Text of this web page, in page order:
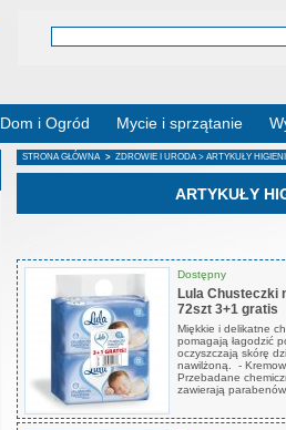
Dom i Ogród Mycie i sprzątanie
STRONA GŁÓWNA > ZDROWIE I URODA > ARTYKUŁY
ARTYKUŁY
Dostępny
Lula Chusteczki
72szt 3+1 gratis
Miękkie i delikatne
pomagają łagodzić
oczyszczają skórę
nawilżoną. -
Przebadane
zawierają